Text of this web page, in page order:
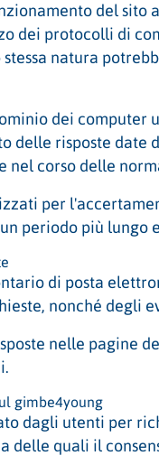
del sito
dei protocolli di
natura
dei
delle risposte
nel corso delle
per
periodo più
di posta
nonché degli
nelle pagine
gimbe4young
dagli utenti per
delle quali il